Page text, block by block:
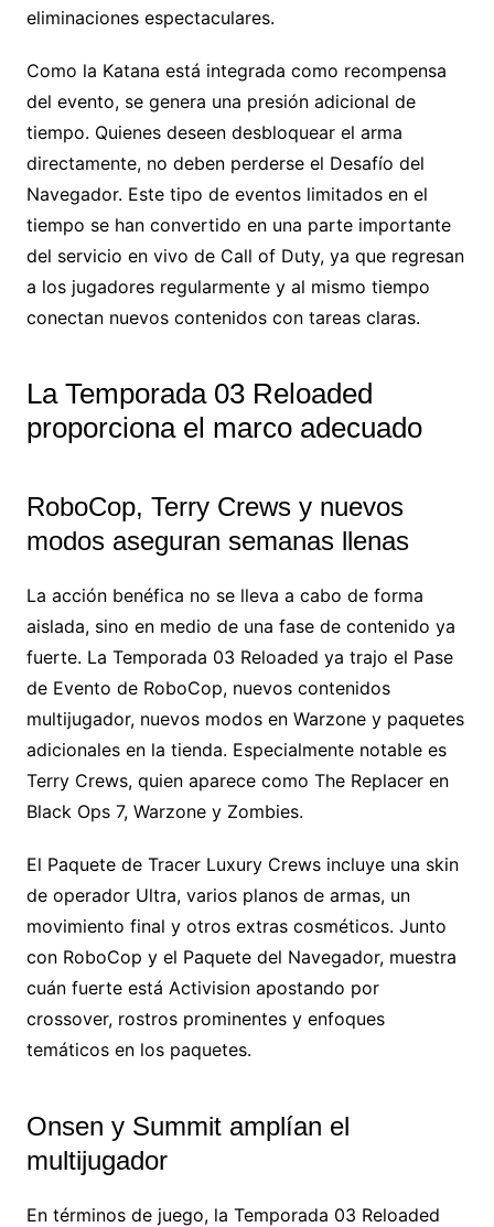
eliminaciones espectaculares.
Como la Katana está integrada como recompensa
del evento, se genera una presión adicional de
tiempo. Quienes deseen desbloquear el arma
directamente, no deben perderse el Desafío del
Navegador. Este tipo de eventos limitados en el
tiempo se han convertido en una parte importante
del servicio en vivo de Call of Duty, ya que regresan
a los jugadores regularmente y al mismo tiempo
conectan nuevos contenidos con tareas claras.
La Temporada 03 Reloaded
proporciona el marco adecuado
RoboCop, Terry Crews y nuevos
modos aseguran semanas llenas
La acción benéfica no se lleva a cabo de forma
aislada, sino en medio de una fase de contenido ya
fuerte. La Temporada 03 Reloaded ya trajo el Pase
de Evento de RoboCop, nuevos contenidos
multijugador, nuevos modos en Warzone y paquetes
adicionales en la tienda. Especialmente notable es
Terry Crews, quien aparece como The Replacer en
Black Ops 7, Warzone y Zombies.
El Paquete de Tracer Luxury Crews incluye una skin
de operador Ultra, varios planos de armas, un
movimiento final y otros extras cosméticos. Junto
con RoboCop y el Paquete del Navegador, muestra
cuán fuerte está Activision apostando por
crossover, rostros prominentes y enfoques
temáticos en los paquetes.
Onsen y Summit amplían el
multijugador
En términos de juego, la Temporada 03 Reloaded